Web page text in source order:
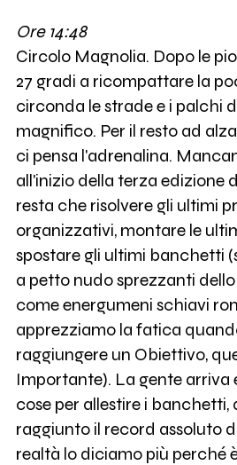
Ore 14:48
Circolo Magnolia. Dopo le
27 gradi a ricompattare la
circonda le strade e i palchi
magnifico. Per il resto ad
ci pensa l'adrenalina.
all'inizio della terza edizione
resta che risolvere gli ultimi
organizzativi, montare le
spostare gli ultimi banchetti
a petto nudo sprezzanti
come energumeni schiavi
apprezziamo la fatica
raggiungere un Obiettivo,
Importante). La gente arriva
cose per allestire i banchetti,
raggiunto il record assoluto
realtà lo diciamo più perché